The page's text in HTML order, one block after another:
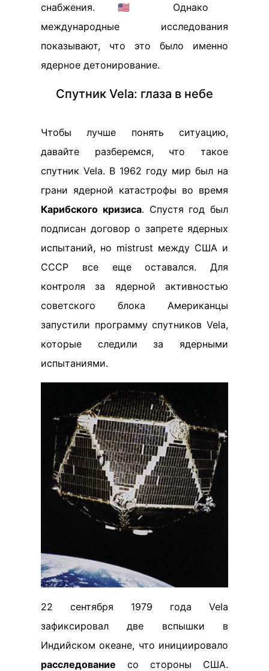
снабжения. 🇺🇸 Однако
международные исследования
показывают, что это было именно
ядерное детонирование.
Спутник Vela: глаза в небе
Чтобы лучше понять ситуацию,
давайте разберемся, что такое
спутник Vela. В 1962 году мир был на
грани ядерной катастрофы во время
Карибского кризиса. Спустя год был
подписан договор о запрете ядерных
испытаний, но mistrust между США и
СССР все еще оставался. Для
контроля за ядерной активностью
советского блока Американцы
запустили программу спутников Vela,
которые следили за ядерными
испытаниями.
22 сентября 1979 года Vela
зафиксировал две вспышки в
Индийском океане, что инициировало
расследование со стороны США.